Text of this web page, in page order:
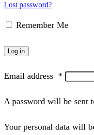
Lost password?
Remember Me
Log in
Email address *
A password will be sent
Your personal data will